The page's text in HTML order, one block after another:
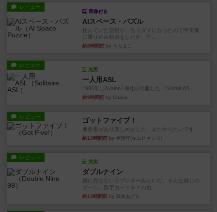
レビュー
画像付き
AIスペース・パズル
住んでいた惑星が、もうダメになったので宇宙船
に乗り込み脱出をしたが、宇...
約8時間前 by うらまこ
レビュー
充実
一人用ASL
1995年にAvalon Hill社が出版した『Solitair AS...
約9時間前 by Chaco
レビュー ゴットファイブ！
運要素があり楽しめました。またやりたいです。
約13時間前 by 金賢守(キムヒョンス)
レビュー
充実
ダブルナイン
雑に死なないラブレターみたいな、そんな感じの
ゲーム。数字カードを１の位...
約13時間前 by 深水あどら